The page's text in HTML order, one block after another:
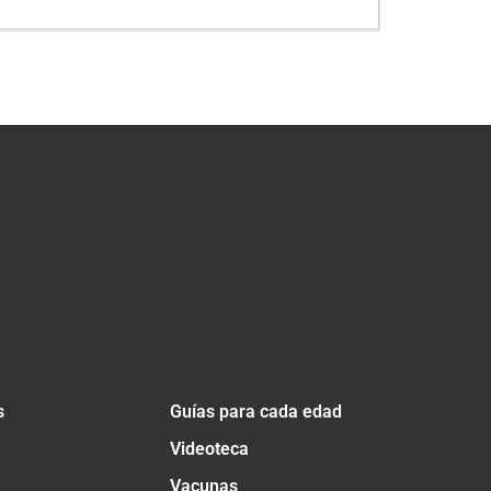
Guías para cada edad
Videoteca
Vacunas